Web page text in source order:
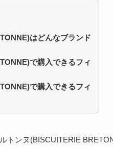
はどんなブランド
で購入できるフィ
で購入できるフィ
トンヌ(BISCUITERIE